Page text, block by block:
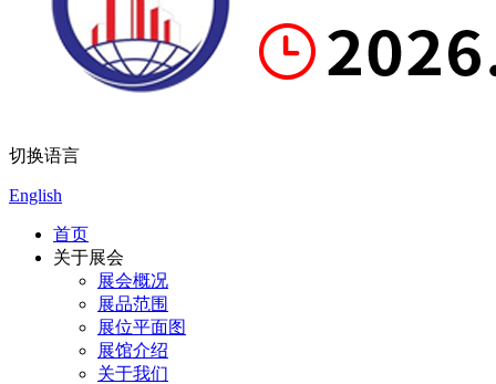
切换语言
English
首页
关于展会
展会概况
展品范围
展位平面图
展馆介绍
关于我们